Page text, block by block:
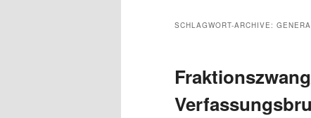
wechseln
SCHLAGWORT-ARCHIVE: